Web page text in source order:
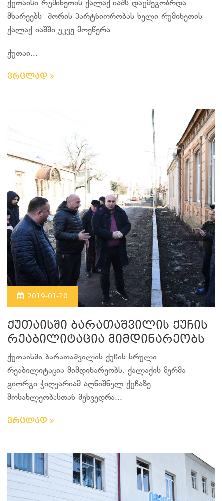
ქუთაისი რუმინეთის ქალაქ იაშს დაუმეგობრდა.
მხარეებს შორის პარტნიორობას ხელი რუმინეთის
ქალაქ იაშში უკვე მოეწერა.
ქუთაი...
ვრცლად
2019-01-20
ქუთაისში ბარათაშვილის ქუჩის
რეაბილიტაცია მიმდინარეობს
ქუთაისში ბარათაშვილის ქუჩის სრული
რეაბილიტაცია მიმდინარეობს. ქალაქის მერმა
გიორგი ჭიღვარიამ აღნიშნულ ქუჩაზე
მოსახლეობასთან შეხვედრა...
ვრცლად